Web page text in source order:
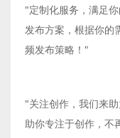
"定制化服务，满足
发布方案，根据你的
频发布策略！"
"关注创作，我们来
助你专注于创作，不